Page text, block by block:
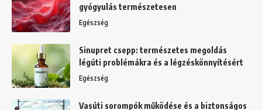
gyógyulás természetesen
Egészség
Sinupret csepp: természetes megoldás
légúti problémákra és a légzéskönnyítésért
Egészség
Vasúti sorompók működése és a biztonságos